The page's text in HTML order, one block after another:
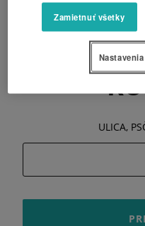
FIND
ULICA,
Zamietnuť všetky